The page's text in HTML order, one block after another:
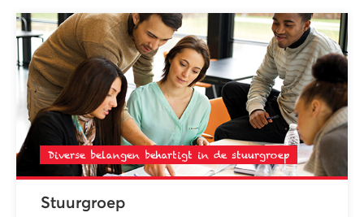
Diverse belangen behartigt in de stuurgroep
Stuurgroep